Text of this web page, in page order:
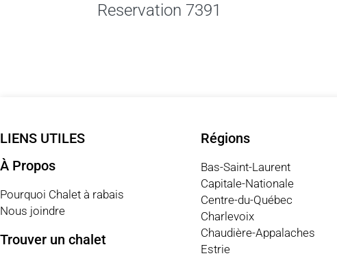
Reservation 7391
LIENS UTILES
À Propos
Pourquoi Chalet à rabais
Nous joindre
Trouver un chalet
Régions
Bas-Saint-Laurent
Capitale-Nationale
Centre-du-Québec
Charlevoix
Chaudière-Appalaches
Estrie